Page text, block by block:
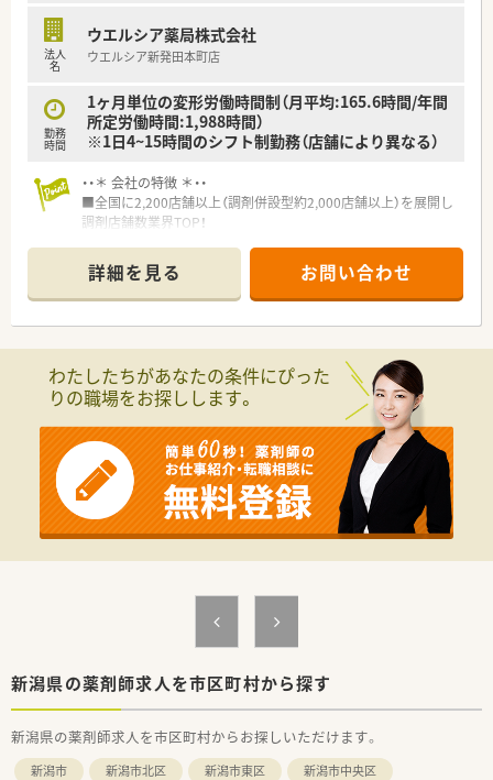
法人
名
ウエルシア薬局株式会社
ウエルシア新発田本町店
勤務
時間
1ヶ月単位の変形労働時間制（月平均:165.6時間/年間
所定労働時間:1,988時間）
※1日4~15時間のシフト制勤務（店舗により異なる）
・・＊ 会社の特徴 ＊・・
■全国に2,200店舗以上（調剤併設型約2,000店舗以上）を展開し
調剤店舗数業界TOP！
頑張り次第で高給与も可能！
■経験や勤務コースによりますが、経験の少ない方でも500万前
半スタートと業界TOP水準！
■職種や職域に合わせ、豊富な社内研修や外部組織と連携した研
■薬剤師が中心の会社だからこそ活躍できるキャリアパスが多
種多様に用意されています。
■店舗拡大に伴い、エリアマネジャーや営業部長等のマネジメン
■在宅や教育等の専門性を活かせるスペシャリストを目指すこ
とも可能です。
■その他にも、管理部門や商品部門等の本社スタッフなど活動領
域は多種多様です。
■在宅実施店舗は年々増加しており、在宅医療へもしっかりと関
わる事ができます。
■育児休暇は3歳まで取得が可能で、時短制度は小学5年生まで
■年間休日が120日とワークライフバランスが整っています
■日用品から常備薬まで、従業員割引制度など嬉しいメリットも
詳細を見る お問い合わせ
わたしたちがあなたの条件にぴった
りの職場をお探しします。
新潟県の薬剤師求人を市区町村から探す
新潟県の薬剤師求人を市区町村からお探しいただけます。
新潟市 新潟市北区 新潟市東区 新潟市中央区